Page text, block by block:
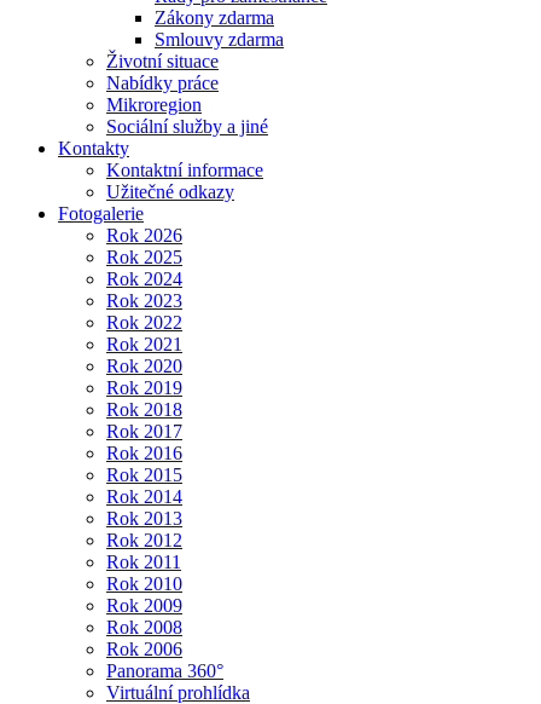
Zákony zdarma
Smlouvy zdarma
Životní situace
Nabídky práce
Mikroregion
Sociální služby a jiné
Kontakty
Kontaktní informace
Užitečné odkazy
Fotogalerie
Rok 2026
Rok 2025
Rok 2024
Rok 2023
Rok 2022
Rok 2021
Rok 2020
Rok 2019
Rok 2018
Rok 2017
Rok 2016
Rok 2015
Rok 2014
Rok 2013
Rok 2012
Rok 2011
Rok 2010
Rok 2009
Rok 2008
Rok 2006
Panorama 360°
Virtuální prohlídka